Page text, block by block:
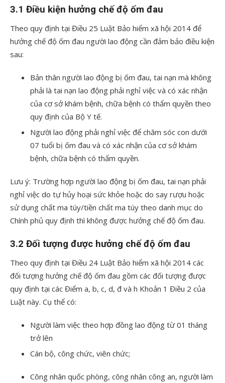
3.1 Điều kiện hưởng chế độ ốm đau
Theo quy định tại Điều 25 Luật Bảo hiểm xã hội 2014 để
hưởng chế độ ốm đau người lao động cần đảm bảo điều kiện
sau:
Bản thân người lao động bị ốm đau, tai nạn mà không
phải là tai nạn lao động phải nghỉ việc và có xác nhận
của cơ sở khám bệnh, chữa bệnh có thẩm quyền theo
quy định của Bộ Y tế.
Người lao động phải nghỉ việc để chăm sóc con dưới
07 tuổi bị ốm đau và có xác nhận của cơ sở khám
bệnh, chữa bệnh có thẩm quyền.
Lưu ý: Trường hợp người lao động bị ốm đau, tai nạn phải
nghỉ việc do tự hủy hoại sức khỏe hoặc do say rượu hoặc
sử dụng chất ma túy/tiền chất ma túy theo danh mục do
Chính phủ quy định thì không được hưởng chế độ ốm đau.
3.2 Đối tượng được hưởng chế độ ốm đau
Theo quy định tại Điều 24 Luật Bảo hiểm xã hội 2014 các
đối tượng hưởng chế độ ốm đau gồm các đối tượng được
quy định tại các Điểm a, b, c, d, đ và h Khoản 1 Điều 2 của
Luật này. Cụ thể có:
Người làm việc theo hợp đồng lao động từ 01 tháng
trở lên
Cán bộ, công chức, viên chức;
Công nhân quốc phòng, công nhân công an, người làm